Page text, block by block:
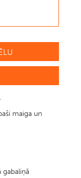
maiga un
gabaliņā